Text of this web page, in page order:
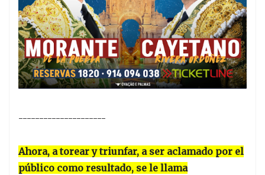
---------------------
Ahora, a torear y triunfar, a ser aclamado por el
público como resultado, se le llama